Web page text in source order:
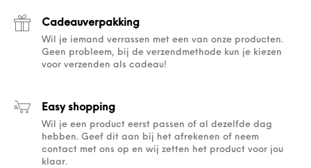
Cadeauverpakking
Wil je iemand verrassen met een van onze producten.
Geen probleem, bij de verzendmethode kun je kiezen
voor verzenden als cadeau!
Easy shopping
Wil je een product eerst passen of al dezelfde dag
hebben. Geef dit aan bij het afrekenen of neem
contact met ons op en wij zetten het product voor jou
klaar.